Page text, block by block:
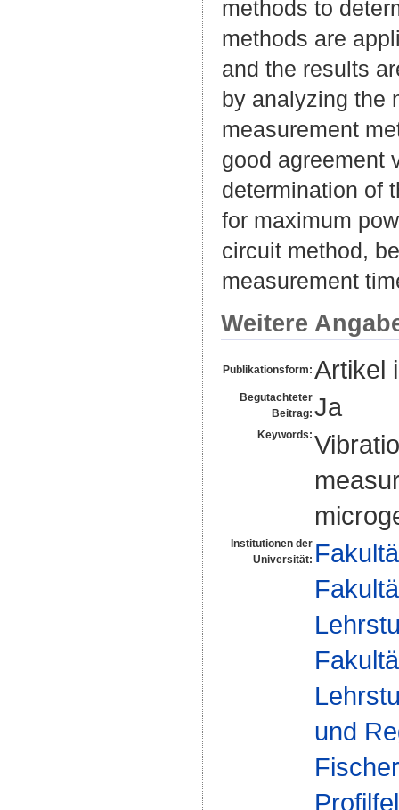
methods to
methods are
and the results
by analyzing the
measurement
good agreement
determination of
for maximum
circuit method,
measurement
Weitere
Publikationsform: Artikel
Begutachteter
Beitrag: Ja
Keywords:
Institutionen der
Universität:
und